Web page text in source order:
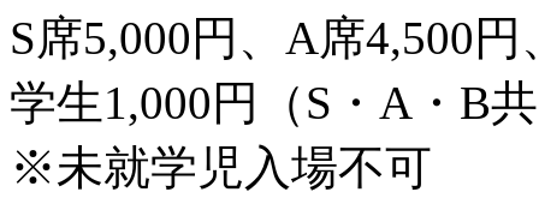
S席5,000円、A席4,500
学生1,000円（S・A・
※未就学児入場不可